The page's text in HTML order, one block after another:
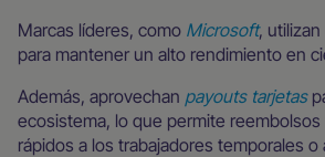
Marcas líderes, como Microsoft,
para mantener un alto rendimiento en
Además, aprovechan payouts tarjetas
ecosistema, lo que permite reembolsos
rápidos a los trabajadores temporales